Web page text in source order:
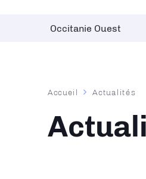
Fil
Accueil Actualités